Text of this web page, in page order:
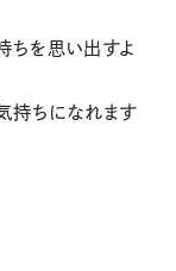
ちを思い出すよ
持ちになれます